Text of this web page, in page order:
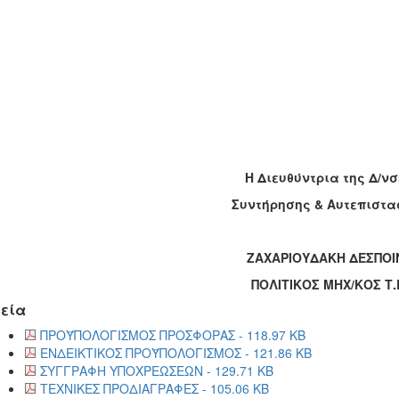
Η Διευθύντρια της Δ/
Συντήρησης &
ΖΑΧΑΡΙΟΥΔΑΚΗ
ΠΟΛΙΤΙΚΟΣ ΜΗΧ/ΚΟΣ
ΠΡΟΫΠΟΛΟΓΙΣΜΟΣ ΠΡΟΣΦΟΡΑΣ - 118.97 KB
ΕΝΔΕΙΚΤΙΚΟΣ ΠΡΟΫΠΟΛΟΓΙΣΜΟΣ - 121.86 KB
ΣΥΓΓΡΑΦΗ ΥΠΟΧΡΕΩΣΕΩΝ - 129.71 KB
ΤΕΧΝΙΚΕΣ ΠΡΟΔΙΑΓΡΑΦΕΣ - 105.06 KB